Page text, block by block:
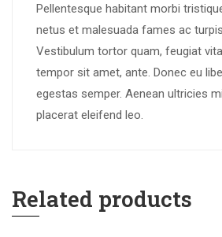
Pellentesque habitant morbi
netus et malesuada fames ac
Vestibulum tortor quam, feugiat
tempor sit amet, ante. Donec eu
egestas semper. Aenean ultricies
placerat eleifend leo.
Related products